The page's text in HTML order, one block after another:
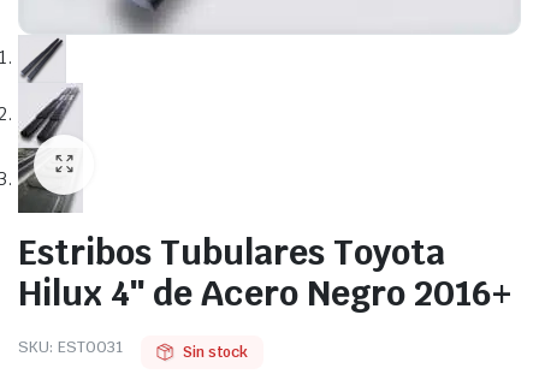
Estribos Tubulares Toyota
Hilux 4″ de Acero Negro 2016+
SKU: EST0031 Sin stock